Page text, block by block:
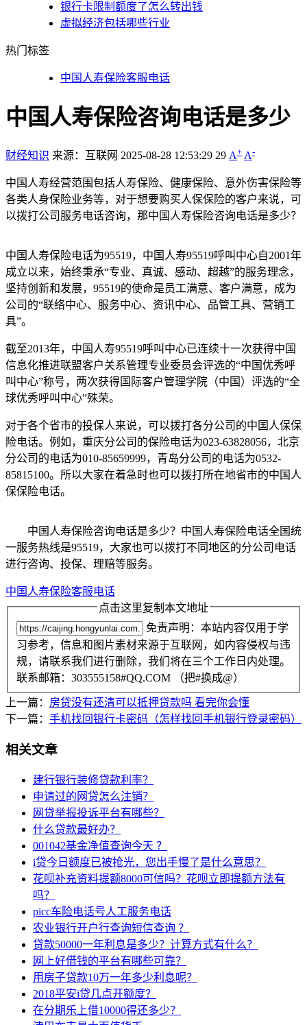
银行卡限制额度了怎么转出钱
虚拟经济包括哪些行业
热门标签
中国人寿保险客服电话
中国人寿保险咨询电话是多少
财经知识 来源：互联网 2025-08-28 12:53:29 29 A+ A-
中国人寿经营范围包括人寿保险、健康保险、意外伤害保险等
各类人身保险业务等，对于想要购买人保保险的客户来说，可
以拨打公司服务电话咨询，那中国人寿保险咨询电话是多少？
中国人寿保险电话为95519，中国人寿95519呼叫中心自2001年
成立以来，始终秉承“专业、真诚、感动、超越”的服务理念，
坚持创新和发展，95519的使命是员工满意、客户满意，成为
公司的“联络中心、服务中心、资讯中心、品管工具、营销工
具”。
截至2013年，中国人寿95519呼叫中心已连续十一次获得中国
信息化推进联盟客户关系管理专业委员会评选的“中国优秀呼
叫中心”称号，两次获得国际客户管理学院（中国）评选的“全
球优秀呼叫中心”殊荣。
对于各个省市的投保人来说，可以拨打各分公司的中国人保保
险电话。例如，重庆分公司的保险电话为023-63828056，北京
分公司的电话为010-85659999，青岛分公司的电话为0532-
85815100。所以大家在着急时也可以拨打所在地省市的中国人
保保险电话。
中国人寿保险咨询电话是多少？中国人寿保险电话全国统
一服务热线是95519，大家也可以拨打不同地区的分公司电话
进行咨询、投保、理赔等服务。
中国人寿保险客服电话
点击这里复制本文地址
免责声明：本站内容仅用于学
习参考，信息和图片素材来源于互联网，如内容侵权与违
规，请联系我们进行删除，我们将在三个工作日内处理。
联系邮箱：303555158#QQ.COM （把#换成@）
上一篇： 房贷没有还清可以抵押贷款吗 看完你会懂
下一篇： 手机找回银行卡密码（怎样找回手机银行登录密码）
相关文章
建行银行装修贷款利率？
申请过的网贷怎么注销？
网贷举报投诉平台有哪些？
什么贷款最好办？
001042基金净值查询今天 ？
i贷今日额度已被抢光，您出手慢了是什么意思？
花呗补充资料提额8000可信吗？花呗立即提额方法有
吗？
picc车险电话号人工服务电话
农业银行开户行查询短信查询 ？
贷款50000一年利息是多少？计算方式有什么？
网上好借钱的平台有哪些可靠？
用房子贷款10万一年多少利息呢？
2018平安i贷几点开额度？
在分期乐上借10000得还多少？